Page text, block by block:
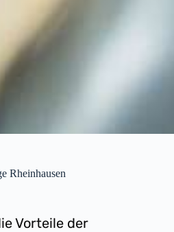
Rheinhausen
Vorteile der